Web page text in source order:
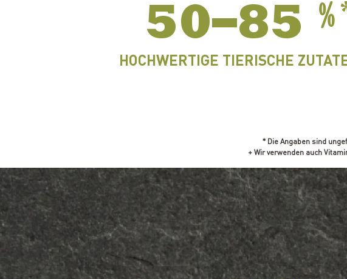
50–85﹪
HOCHWERTIGE TIERISCHE
* Die Angaben sind
+ Wir verwenden auch